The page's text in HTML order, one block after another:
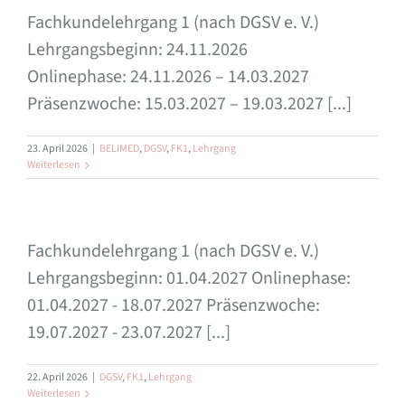
Fachkundelehrgang 1 (nach DGSV e. V.)
Lehrgangsbeginn: 24.11.2026
Onlinephase: 24.11.2026 – 14.03.2027
Präsenzwoche: 15.03.2027 – 19.03.2027 [...]
23. April 2026 | BELIMED,DGSV,FK1,Lehrgang
Weiterlesen
Fachkundelehrgang 1 (nach DGSV e. V.)
Lehrgangsbeginn: 01.04.2027 Onlinephase:
01.04.2027 - 18.07.2027 Präsenzwoche:
19.07.2027 - 23.07.2027 [...]
22. April 2026 | DGSV,FK1,Lehrgang
Weiterlesen